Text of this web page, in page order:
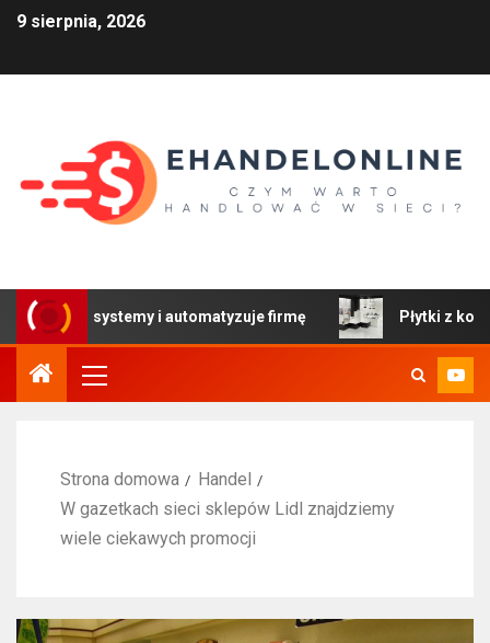
9 sierpnia, 2026
systemy i automatyzuje firmę Płytki z kolekcji
Strona domowa
Handel
W gazetkach sieci sklepów Lidl znajdziemy
wiele ciekawych promocji